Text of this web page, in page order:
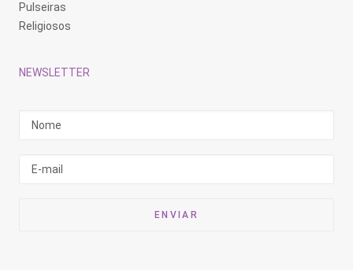
Pulseiras
Religiosos
NEWSLETTER